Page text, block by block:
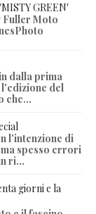
GREEN'
Fuller Moto
dalla prima
del
che...
l'intenzione di
spesso errori
ri...
giorni e la